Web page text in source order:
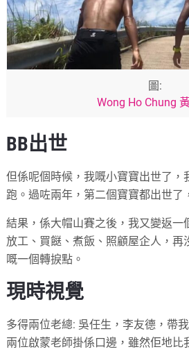
圖:
Wong Ho Chung
BB出世
但係呢個時候，我嘅小寶寶出世了，
跑。過咗兩年，第二個寶寶都出世了
結果，係大帽山賽之後，我又變返一
放工、買餸、煮飯、照顧屋企人，再
嘅一個轉捩點。
現時視覺
多得兩位老總: 吳任生，李友德，帶
兩位啟蒙老師掛係口邊，雖然佢地比